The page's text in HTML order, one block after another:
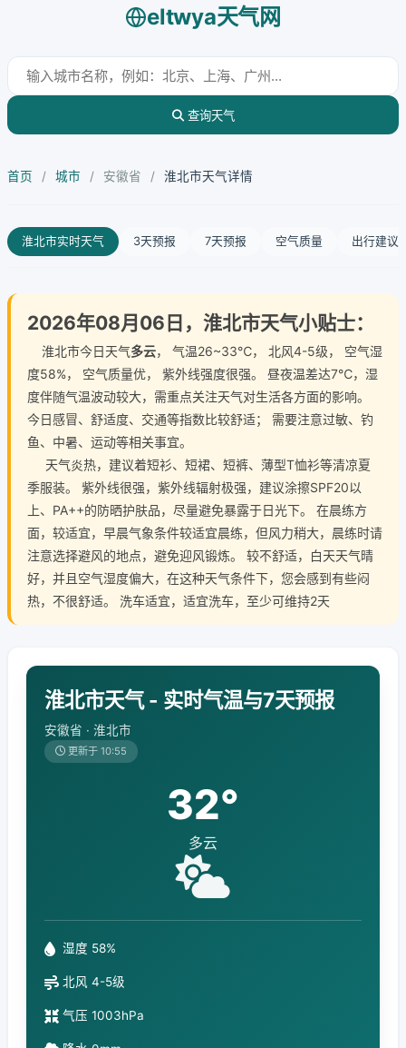
eltwya天气网
查询天气
首页 / 城市 / 安徽省 / 淮北市天气详情
淮北市实时天气 3天预报 7天预报 空气质量 出行建议
2026年08月06日，淮北市天气小贴士：
淮北市今日天气多云， 气温26~33℃， 北风4-5级， 空气湿
度58%， 空气质量优， 紫外线强度很强。 昼夜温差达7℃，湿
度伴随气温波动较大，需重点关注天气对生活各方面的影响。
今日感冒、舒适度、交通等指数比较舒适； 需要注意过敏、钓
鱼、中暑、运动等相关事宜。
天气炎热，建议着短衫、短裙、短裤、薄型T恤衫等清凉夏
季服装。 紫外线很强，紫外线辐射极强，建议涂擦SPF20以
上、PA++的防晒护肤品，尽量避免暴露于日光下。 在晨练方
面，较适宜，早晨气象条件较适宜晨练，但风力稍大，晨练时请
注意选择避风的地点，避免迎风锻炼。 较不舒适，白天天气晴
好，并且空气湿度偏大，在这种天气条件下，您会感到有些闷
热，不很舒适。 洗车适宜，适宜洗车，至少可维持2天
淮北市天气 - 实时气温与7天预报
安徽省 · 淮北市
更新于 10:55
32°
多云
湿度 58%
北风 4-5级
气压 1003hPa